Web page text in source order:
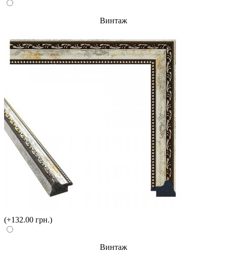
Винтаж
(+132.00 грн.)
Винтаж